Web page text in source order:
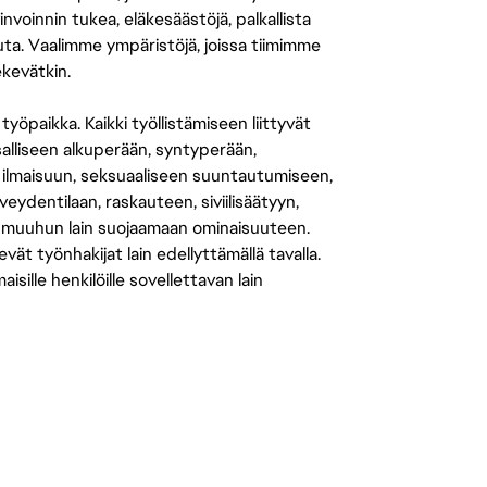
tukea, eläkesäästöjä, palkallista
Vaalimme ympäristöjä, joissa tiimimme
Kaikki työllistämiseen liittyvät
alkuperään, syntyperään,
seksuaaliseen suuntautumiseen,
raskauteen, siviilisäätyyn,
lain suojaamaan ominaisuuteen.
työnhakijat lain edellyttämällä tavalla.
henkilöille sovellettavan lain